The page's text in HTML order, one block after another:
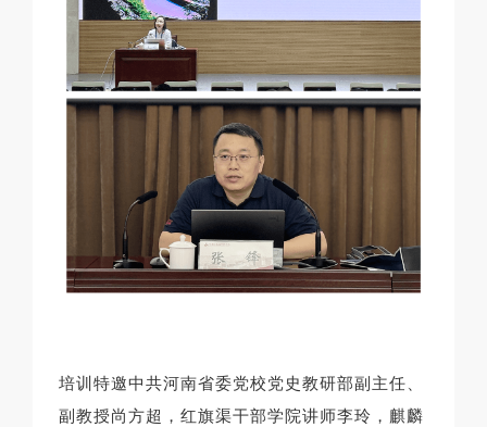
培训特邀中共河南省委党校党史教研部副主任、
副教授尚方超，红旗渠干部学院讲师李玲，麒麟